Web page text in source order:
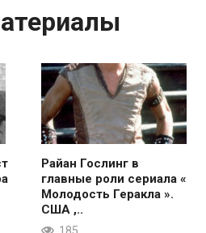
Райан Гослинг в
главные роли сериала «
Молодость Геракла ».
США ,..